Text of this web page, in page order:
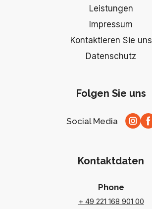
Leistungen
Impressum
Kontaktieren Sie uns
Datenschutz
Folgen Sie uns
Social Media
Kontaktdaten
Phone
+ 49 221 168 901 00